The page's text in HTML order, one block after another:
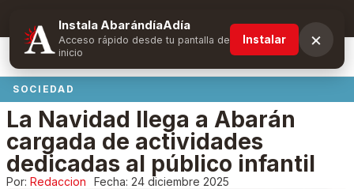
Suscríbete y obtén ventajas exclusivas
SOCIEDAD
La Navidad llega a Abarán
cargada de actividades
dedicadas al público infantil
Por: Redaccion Fecha: 24 diciembre 2025
Instala AbarándíaAdía
Acceso rápido desde tu pantalla de
inicio
Instalar ×